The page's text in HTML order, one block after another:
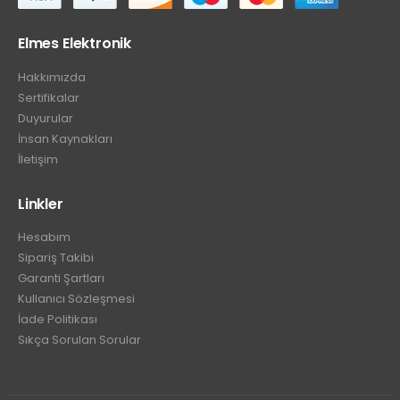
Elmes Elektronik
Hakkımızda
Sertifikalar
Duyurular
İnsan Kaynakları
İletişim
Linkler
Hesabım
Sipariş Takibi
Garanti Şartları
Kullanıcı Sözleşmesi
İade Politikası
Sıkça Sorulan Sorular